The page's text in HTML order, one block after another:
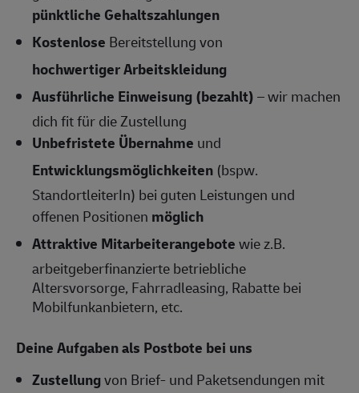
pünktliche Gehaltszahlungen
Kostenlose Bereitstellung von
hochwertiger Arbeitskleidung
Ausführliche Einweisung (bezahlt)– wir machen
dich fit für die Zustellung
Unbefristete Übernahme und
Entwicklungsmöglichkeiten (bspw.
StandortleiterIn) bei guten Leistungen und
offenen Positionen möglich
Attraktive Mitarbeiterangebotewie z.B.
arbeitgeberfinanzierte betriebliche
Altersvorsorge, Fahrradleasing, Rabatte bei
Mobilfunkanbietern, etc.
Deine Aufgaben als Postbote bei uns
Zustellungvon Brief- und Paketsendungen mit